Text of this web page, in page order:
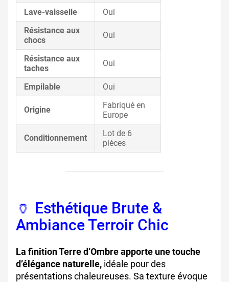
Lave-vaisselle
Oui
Résistance aux
chocs
Oui
Résistance aux
taches
Oui
Empilable Oui
Origine
Fabriqué en
Europe
Conditionnement
Lot de 6
pièces
🏺 Esthétique Brute &
Ambiance Terroir Chic
La finition Terre d’Ombre apporte une touche
d’élégance naturelle, idéale pour des
présentations chaleureuses. Sa texture évoque